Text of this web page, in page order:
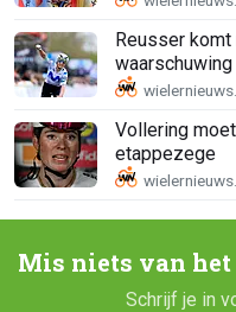
Reusser
Vollering
etappezege
Mis niets van
Schrijf je in